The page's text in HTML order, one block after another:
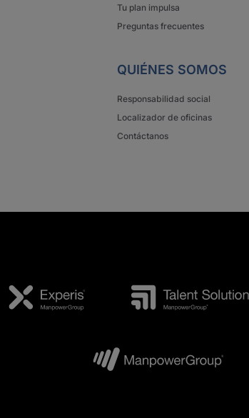
Tu plan impulsa
Preguntas frecuentes
QUIÉNES SOMOS
Responsabilidad social
Localizador de oficinas
Contáctanos